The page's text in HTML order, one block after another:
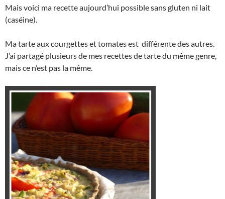
Mais voici ma recette aujourd’hui possible sans gluten ni lait
(caséine).
Ma tarte aux courgettes et tomates est différente des autres.
J’ai partagé plusieurs de mes recettes de tarte du même genre,
mais ce n’est pas la même.